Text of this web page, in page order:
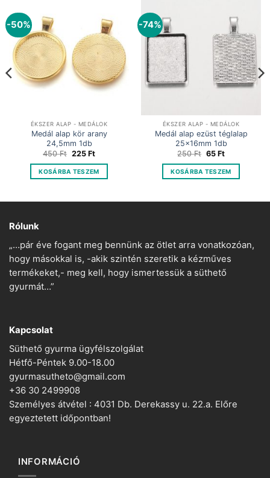
-50%
ÉKSZER ALAP - MEDÁLOK
Medál alap kör arany
24,5mm 1db
450Ft Original
was:
450 Ft.
225 FtCurrent
is:
225 Ft.
KOSÁRBA TESZEM
-74%
ÉKSZER ALAP - MEDÁLOK
Medál alap ezüst téglalap
25x16mm 1db
250Ft Original
was:
250 Ft.
65 FtCurrent
is:
65 Ft.
KOSÁRBA TESZEM
Rólunk
„…pár éve fogant meg bennünk az ötlet arra vonatkozóan,
hogy másokkal is, -akik szintén szeretik a kézműves
termékeket,- meg kell, hogy ismertessük a süthető
gyurmát…”
Kapcsolat
Süthető gyurma ügyfélszolgálat
Hétfő-Péntek 9.00-18.00
gyurmasutheto@gmail.com
+36 30 2499908
Személyes átvétel : 4031 Db. Derekassy u. 22.a. Előre
egyeztetett időpontban!
INFORMÁCIÓ